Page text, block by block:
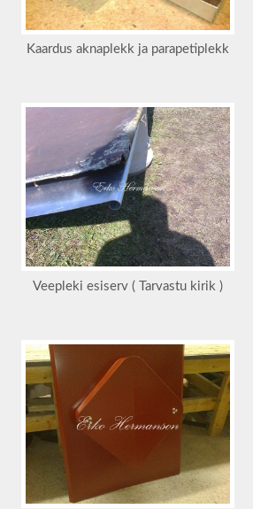
Kaardus aknaplekk ja parapetiplekk
Veepleki esiserv ( Tarvastu kirik )